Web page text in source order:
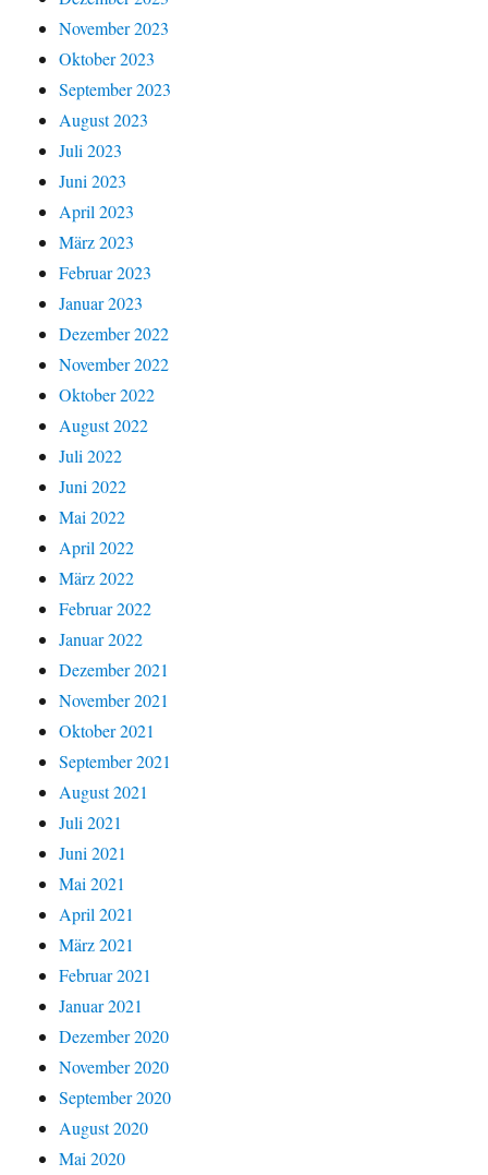
November 2023
Oktober 2023
September 2023
August 2023
Juli 2023
Juni 2023
April 2023
März 2023
Februar 2023
Januar 2023
Dezember 2022
November 2022
Oktober 2022
August 2022
Juli 2022
Juni 2022
Mai 2022
April 2022
März 2022
Februar 2022
Januar 2022
Dezember 2021
November 2021
Oktober 2021
September 2021
August 2021
Juli 2021
Juni 2021
Mai 2021
April 2021
März 2021
Februar 2021
Januar 2021
Dezember 2020
November 2020
September 2020
August 2020
Mai 2020